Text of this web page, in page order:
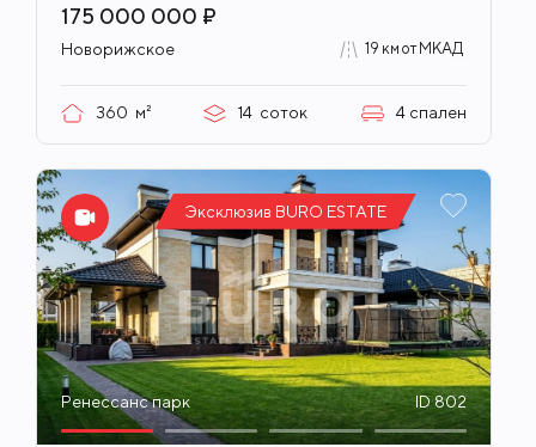
175 000 000 ₽
Новорижское 19 км от МКАД
360 м² 14 соток 4 спален
Эксклюзив BURO ESTATE
Ренессанс парк ID 802